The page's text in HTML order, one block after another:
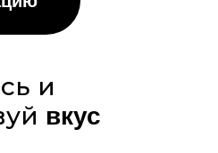
и
вкус
и
₽